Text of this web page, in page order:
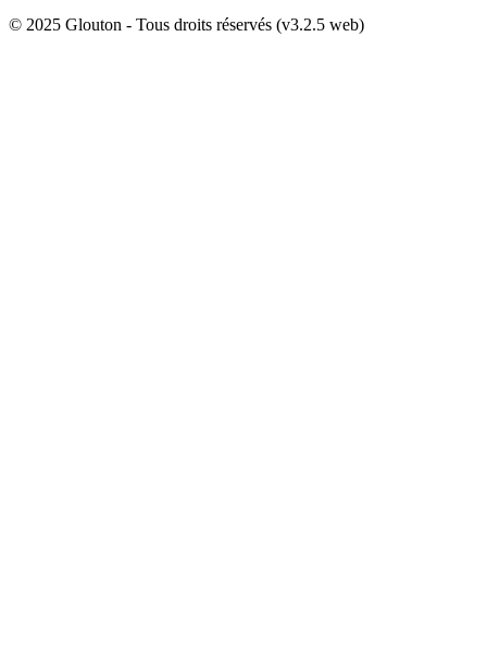
© 2025 Glouton - Tous droits réservés (v3.2.5 web)